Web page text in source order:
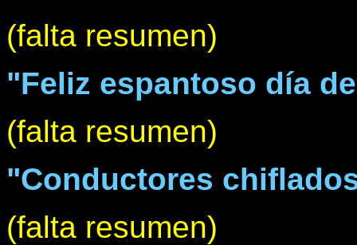
(falta resumen)
"Feliz espantoso día
(falta resumen)
"Conductores
(falta resumen)